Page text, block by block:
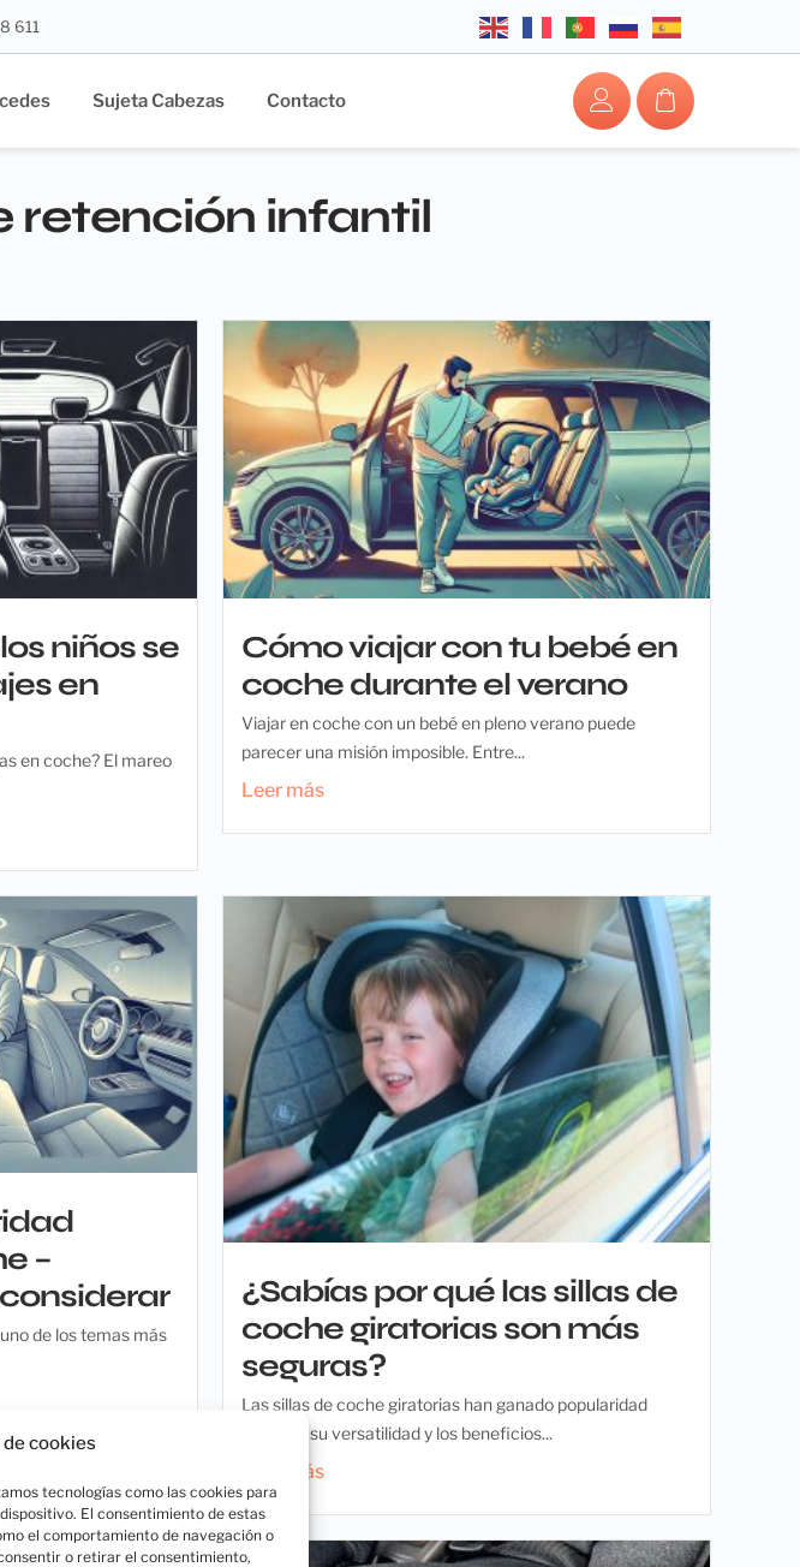
cookies
tecnologías como las cookies para
El consentimiento de estas
el comportamiento de navegación o
o retirar el consentimiento,
611
Sujeta Cabezas Contacto
retención infantil
niños se
en
en coche? El mareo
Cómo viajar con tu bebé en
coche durante el verano
Viajar en coche con un bebé en pleno verano puede
parecer una misión imposible. Entre...
Leer más
–
de los temas más
¿Sabías por qué las sillas de
coche giratorias son más
seguras?
Las sillas de coche giratorias han ganado popularidad
debido a su versatilidad y los beneficios...
Leer más